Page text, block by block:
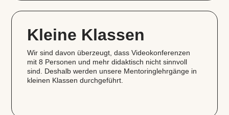
Kleine Klassen
Wir sind davon überzeugt, dass Videokonferenzen
mit 8 Personen und mehr didaktisch nicht sinnvoll
sind. Deshalb werden unsere Mentoringlehrgänge in
kleinen Klassen durchgeführt.